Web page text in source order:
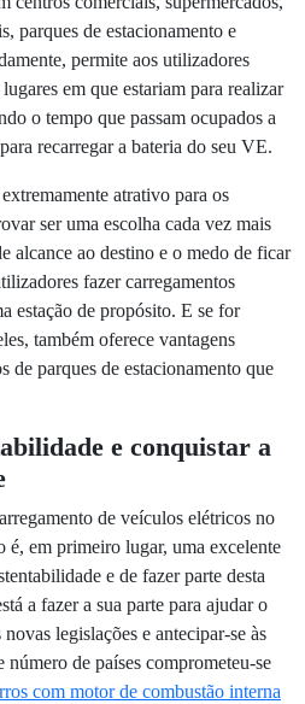
de VE. A maioria carrega o
da conveniência, isto deve-se
carregamento de veículos
suficientemente difundidas.
de carregamento de
de “carregamento no
está presente em
restaurantes,
estacionamento e muitos
permite aos utilizadores
lugares em que estariam para
dia, utilizando o tempo que
por exemplo, para
VE.
é extremamente atrativo para os
ser uma escolha cada vez
de alcance ao destino e o
aos utilizadores fazer
vez de parar numa estação de
e eficiente para eles,
inegáveis para os proprietários
que os instalam.